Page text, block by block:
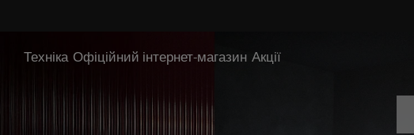
Техніка Офіційний інтернет-магазин Акції
AEG - Hero Block